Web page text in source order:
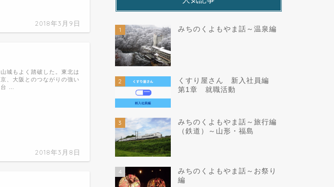
2018年3月9日
2018年3月8日
城もよく踏破した。東北は
、大阪とのつながりの強い
…
1 みちのくよもやま話～温泉編
2
くすり屋さん 新入社員編
第1章 就職活動
3
みちのくよもやま話～旅行編
（鉄道）～山形・福島
4
みちのくよもやま話～お祭り
編